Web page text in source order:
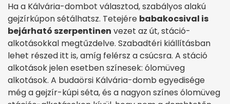
Ha a Kálvária-dombot választod, szabályos alakú
gejzírkúpon sétálhatsz. Tetejére babakocsival is
bejárható szerpentinen vezet az út, stáció-
alkotásokkal megtűzdelve. Szabadtéri kiállításban
lehet részed itt is, amíg felérsz a csúcsra. A stáció
alkotások jelen esetben színesek: ólomüveg
alkotások. A budaörsi Kálvária-domb egyedisége
még a gejzír-kúpi séta, és a nagyon színes ólomüveg